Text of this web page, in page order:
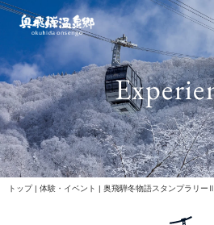
内
ス
キ
ッ
プ
トップ| 体験・イベント | 奥飛騨冬物語スタンプラリ